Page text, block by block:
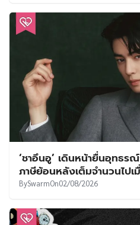
‘ชาอึนอู’ เดินหน้ายื่นอุทธร
ภาษีย้อนหลังเต็มจำนวนไป
BySwarmOn02/08/2026